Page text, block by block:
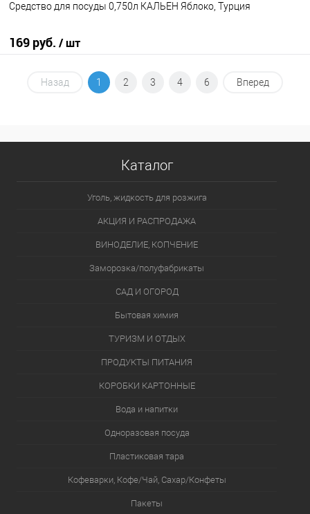
Средство для посуды 0,750л КАЛЬЕН Яблоко, Турция
169 руб. / шт
В корзину
Назад 1 2 3 4 6 Вперед
Каталог
Уголь, жидкость для розжига
АКЦИЯ И РАСПРОДАЖА
ВИНОДЕЛИЕ, КОПЧЕНИЕ
Заморозка/полуфабрикаты
САД И ОГОРОД
Бытовая химия
ТУРИЗМ И ОТДЫХ
ПРОДУКТЫ ПИТАНИЯ
КОРОБКИ КАРТОННЫЕ
Вода и напитки
Одноразовая посуда
Пластиковая тара
Кофеварки, Кофе/Чай, Сахар/Конфеты
Пакеты